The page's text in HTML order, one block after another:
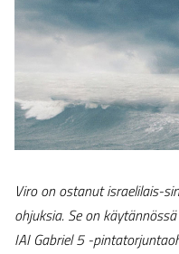
Viro on ostanut israelilais-
ohjuksia. Se on
IAI Gabriel 5 -